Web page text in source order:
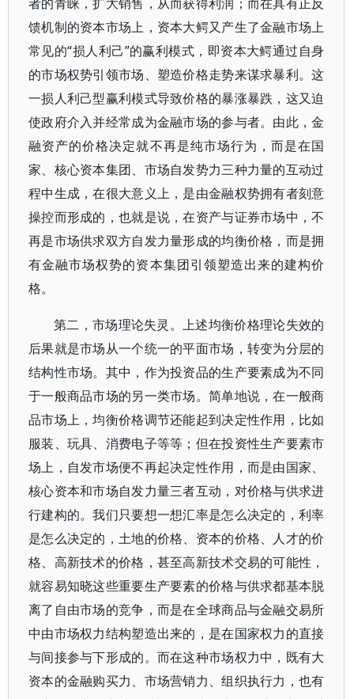
馈机制的资本市场上，资本大鳄又产生了金融市场上
常见的“损人利己”的赢利模式，即资本大鳄通过自身
的市场权势引领市场、塑造价格走势来谋求暴利。这
一损人利己型赢利模式导致价格的暴涨暴跌，这又迫
使政府介入并经常成为金融市场的参与者。由此，金
融资产的价格决定就不再是纯市场行为，而是在国
家、核心资本集团、市场自发势力三种力量的互动过
程中生成，在很大意义上，是由金融权势拥有者刻意
操控而形成的，也就是说，在资产与证券市场中，不
再是市场供求双方自发力量形成的均衡价格，而是拥
有金融市场权势的资本集团引领塑造出来的建构价
格。
第二，市场理论失灵。上述均衡价格理论失效的
后果就是市场从一个统一的平面市场，转变为分层的
结构性市场。其中，作为投资品的生产要素成为不同
于一般商品市场的另一类市场。简单地说，在一般商
品市场上，均衡价格调节还能起到决定性作用，比如
服装、玩具、消费电子等等；但在投资性生产要素市
场上，自发市场便不再起决定性作用，而是由国家、
核心资本和市场自发力量三者互动，对价格与供求进
行建构的。我们只要想一想汇率是怎么决定的，利率
是怎么决定的，土地的价格、资本的价格、人才的价
格、高新技术的价格，甚至高新技术交易的可能性，
就容易知晓这些重要生产要素的价格与供求都基本脱
离了自由市场的竞争，而是在全球商品与金融交易所
中由市场权力结构塑造出来的，是在国家权力的直接
与间接参与下形成的。而在这种市场权力中，既有大
资本的金融购买力、市场营销力、组织执行力，也有